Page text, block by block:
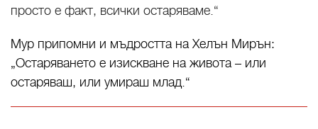
просто е факт, всички остаряваме.“
Мур припомни и мъдростта на Хелън Мирън:
„Остаряването е изискване на живота – или
остаряваш, или умираш млад.“